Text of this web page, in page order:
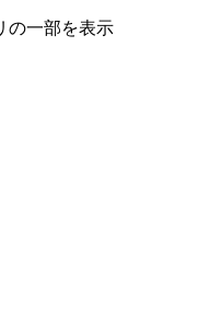
の一部を表示